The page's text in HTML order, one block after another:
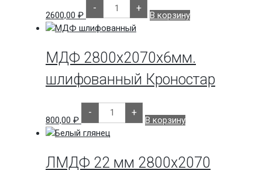
2600,00 ₽
-
товара
ЛМДФ
16
ламинир
Белая
сторон
Кроностар
+
В корзину
МДФ 2800х2070х6мм.
шлифованный Кроностар
800,00 ₽
-
Количество
товара
МДФ
2800х2070х6мм.
шлифованный
+
В корзину
ЛМДФ 22 мм 2800х2070